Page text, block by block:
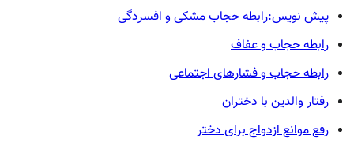
پیش نویس:رابطه حجاب مشکی و افسردگی
رابطه حجاب و عفاف
رابطه حجاب و فشارهای اجتماعی
رفتار والدین با دختران
رفع موانع ازدواج برای دختر